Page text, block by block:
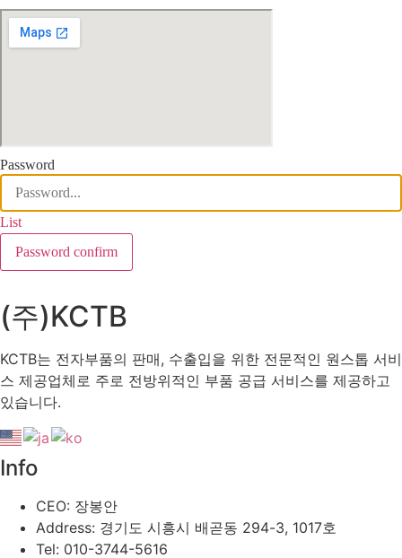
Password
List
Password confirm
(주)KCTB
KCTB는 전자부품의 판매, 수출입을 위한 전문적인 원스톱 서비
스 제공업체로 주로 전방위적인 부품 공급 서비스를 제공하고
있습니다.
Info
CEO: 장봉안
Address: 경기도 시흥시 배곧동 294-3, 1017호
Tel: 010-3744-5616